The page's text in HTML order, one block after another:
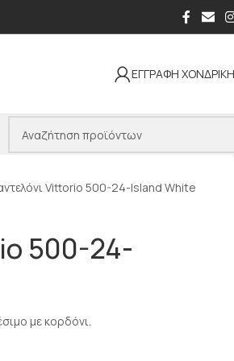
ΕΓΓΡΑΦΗ
Vittorio 500-24-Island White
500-24-
με κορδόνι.